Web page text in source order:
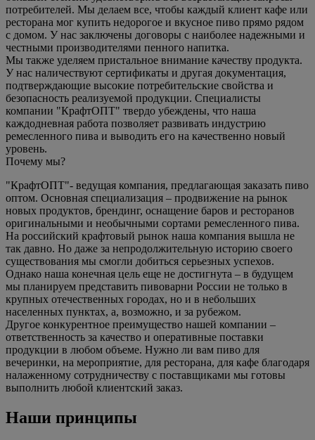
потребителей. Мы делаем все, чтобы каждый клиент кафе или
ресторана мог купить недорогое и вкусное пиво прямо рядом
с домом. У нас заключены договоры с наиболее надежными и
честными производителями пенного напитка.
Мы также уделяем пристальное внимание качеству продукта.
У нас наличествуют сертификаты и другая документация,
подтверждающие высокие потребительские свойства и
безопасность реализуемой продукции. Специалисты
компании "КрафтОПТ" твердо убеждены, что наша
каждодневная работа позволяет развивать индустрию
ремесленного пива и выводить его на качественно новый
уровень.
Почему мы?
"КрафтОПТ"- ведущая компания, предлагающая заказать пиво
оптом. Основная специализация – продвижение на рынок
новых продуктов, брендинг, оснащение баров и ресторанов
оригинальными и необычными сортами ремесленного пива.
На российский крафтовый рынок наша компания вышла не
так давно. Но даже за непродолжительную историю своего
существования мы смогли добиться серьезных успехов.
Однако наша конечная цель еще не достигнута – в будущем
мы планируем представить пивоварни России не только в
крупных отечественных городах, но и в небольших
населенных пунктах, а, возможно, и за рубежом.
Другое конкурентное преимущество нашей компании –
ответственность за качество и оперативные поставки
продукции в любом объеме. Нужно ли вам пиво для
вечеринки, на мероприятие, для ресторана, для кафе благодаря
налаженному сотрудничеству с поставщиками мы готовы
выполнить любой клиентский заказ.
Наши принципы